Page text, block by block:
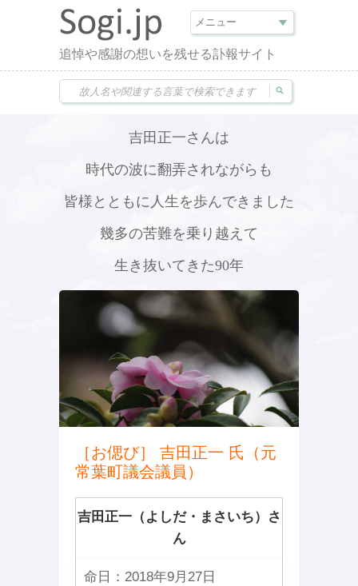
追悼や感謝の想いを残せる訃報サイト
吉田正一さんは
時代の波に翻弄されながらも
皆様とともに人生を歩んできました
幾多の苦難を乗り越えて
生き抜いてきた90年
［お偲び］ 吉田正一 氏（元
常葉町議会議員）
吉田正一（よしだ・まさいち）さ
ん
命日： 2018年9月27日